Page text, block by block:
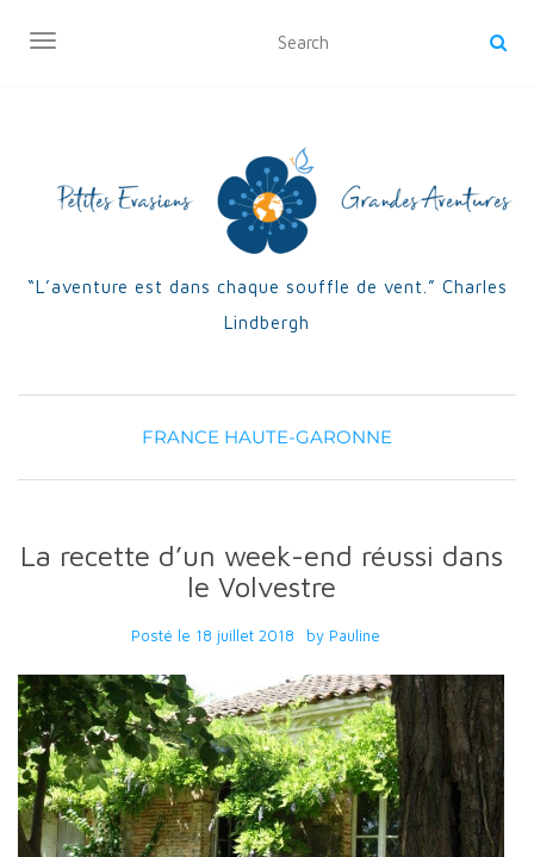
OUVRIR/FERMER LA NAVIGATION
“L’aventure est dans chaque souffle de vent.” Charles
Lindbergh
FRANCE HAUTE-GARONNE
La recette d’un week-end réussi dans
le Volvestre
Posté le 18 juillet 2018 by Pauline